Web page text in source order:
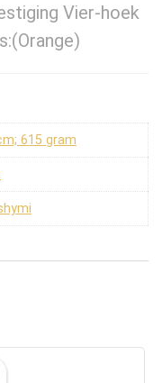
Vier-hoek
615 gram